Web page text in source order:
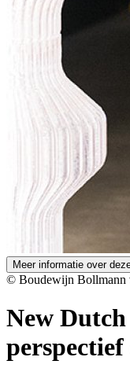
Meer informatie over
© Boudewijn Bollmann
New Dutch